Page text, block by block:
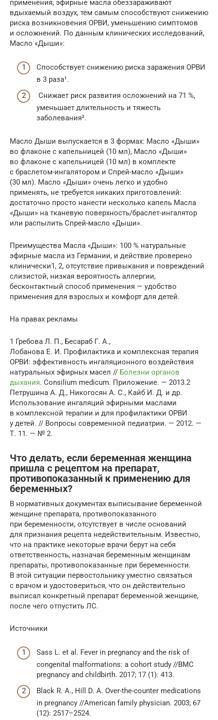
применения, эфирные масла обеззараживают
вдыхаемый воздух, тем самым способствуют снижению
риска возникновения ОРВИ, уменьшению симптомов
и осложнений. По данным клинических исследований,
Масло «Дыши»:
Способствует снижению риска заражения ОРВИ
в 3 раза¹.
Снижает риск развития осложнений на 71 %,
уменьшает длительность и тяжесть
заболевания².
Масло Дыши выпускается в 3 формах: Масло «Дыши»
во флаконе с капельницей (10 мл), Масло «Дыши»
во флаконе с капельницей (10 мл) в комплекте
с браслетом-ингалятором и Спрей-масло «Дыши»
(30 мл). Масло «Дыши» очень легко и удобно
применять, не требуется никаких приготовлений:
достаточно просто нанести несколько капель Масла
«Дыши» на тканевую поверхность/браслет-ингалятор
или распылить Спрей-масло «Дыши».
Преимущества Масла «Дыши»: 100 % натуральные
эфирные масла из Германии, и действие проверено
клинически1, 2, отсутствие привыкания и повреждений
слизистой, низкая вероятность аллергии,
бесконтактный способ применения — удобство
применения для взрослых и комфорт для детей.
На правах рекламы
1 Гребова Л. П., Бесараб Г. А.,
Лобанова Е. И. Профилактика и комплексная терапия
ОРВИ: эффективность ингаляционного воздействия
натуральных эфирных масел // Болезни органов
дыхания. Consilium medicum. Приложение. — 2013.2
Петрушина А. Д., Никогосян А. С., Кайб И. Д. и др.
Использование ингаляций эфирными маслами
в комплексной терапии и для профилактики ОРВИ
у детей. // Вопросы современной педиатрии. — 2012. —
Т. 11. — № 2.
Что делать, если беременная женщина
пришла с рецептом на препарат,
противопоказанный к применению для
беременных?
В нормативных документах выписывание беременной
женщине препарата, противопоказанного
при беременности, отсутствует в числе оснований
для признания рецепта недействительным. Известно,
что на практике некоторые врачи берут на себя
ответственность, назначая беременным женщинам
препараты, противопоказанные при беременности.
В этой ситуации первостольнику уместно связаться
с врачом и удостовериться, что он действительно
выписал конкретный препарат беременной женщине,
после чего отпустить ЛС.
Источники
Sass L. et al. Fever in pregnancy and the risk of
congenital malformations: a cohort study //BMC
pregnancy and childbirth. 2017; 17 (1): 413.
Black R. A., Hill D. A. Over-the-counter medications
in pregnancy //American family physician. 2003; 67
(12): 2517–2524.